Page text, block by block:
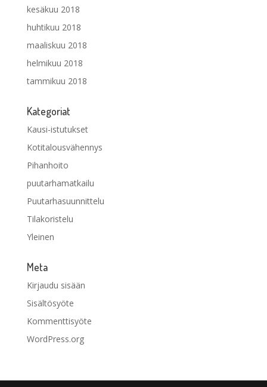
kesäkuu 2018
huhtikuu 2018
maaliskuu 2018
helmikuu 2018
tammikuu 2018
Kategoriat
Kausi-istutukset
Kotitalousvähennys
Pihanhoito
puutarhamatkailu
Puutarhasuunnittelu
Tilakoristelu
Yleinen
Meta
Kirjaudu sisään
Sisältösyöte
Kommenttisyöte
WordPress.org